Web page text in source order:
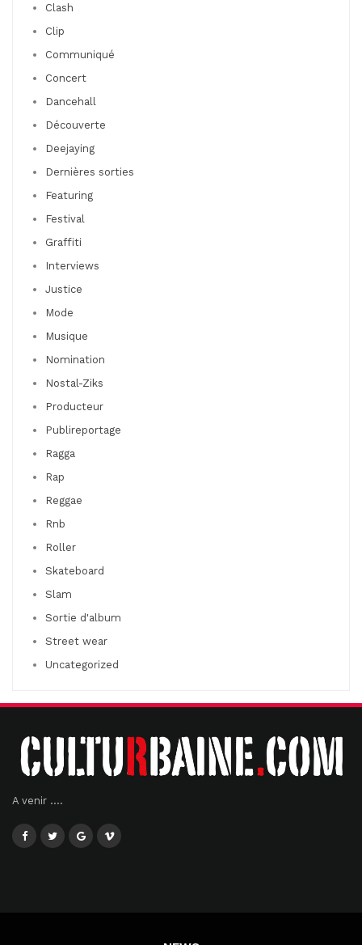
Clash
Clip
Communiqué
Concert
Dancehall
Découverte
Deejaying
Dernières sorties
Featuring
Festival
Graffiti
Interviews
Justice
Mode
Musique
Nomination
Nostal-Ziks
Producteur
Publireportage
Ragga
Rap
Reggae
Rnb
Roller
Skateboard
Slam
Sortie d'album
Street wear
Uncategorized
A venir ....